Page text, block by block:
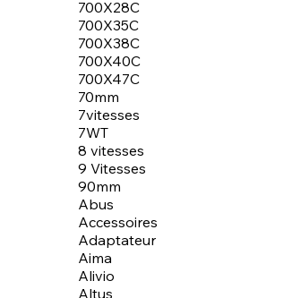
700X28C
700X35C
700X38C
700X40C
700X47C
70mm
7vitesses
7WT
8 vitesses
9 Vitesses
90mm
Abus
Accessoires
Adaptateur
Aima
Alivio
Altus